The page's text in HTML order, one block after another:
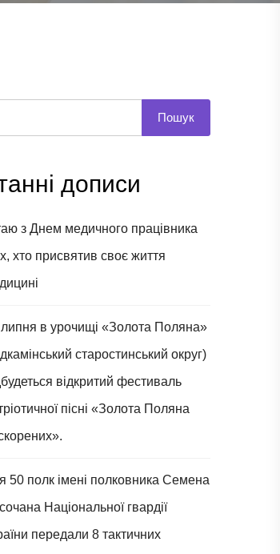
Пошук
дописи
з Днем медичного працівника
хто присвятив своє життя
в урочищі «Золота Поляна»
старостинський округ)
відкритий фестиваль
пісні «Золота Поляна
50 полк імені полковника Семена
Національної гвардії
передали 8 тактичних